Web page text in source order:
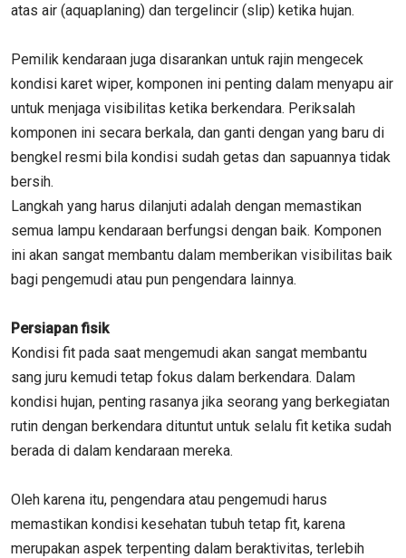
atas air (aquaplaning) dan tergelincir (slip) ketika hujan.
Pemilik kendaraan juga disarankan untuk rajin mengecek
kondisi karet wiper, komponen ini penting dalam menyapu air
untuk menjaga visibilitas ketika berkendara. Periksalah
komponen ini secara berkala, dan ganti dengan yang baru di
bengkel resmi bila kondisi sudah getas dan sapuannya tidak
bersih.
Langkah yang harus dilanjuti adalah dengan memastikan
semua lampu kendaraan berfungsi dengan baik. Komponen
ini akan sangat membantu dalam memberikan visibilitas baik
bagi pengemudi atau pun pengendara lainnya.
Persiapan fisik
Kondisi fit pada saat mengemudi akan sangat membantu
sang juru kemudi tetap fokus dalam berkendara. Dalam
kondisi hujan, penting rasanya jika seorang yang berkegiatan
rutin dengan berkendara dituntut untuk selalu fit ketika sudah
berada di dalam kendaraan mereka.
Oleh karena itu, pengendara atau pengemudi harus
memastikan kondisi kesehatan tubuh tetap fit, karena
merupakan aspek terpenting dalam beraktivitas, terlebih